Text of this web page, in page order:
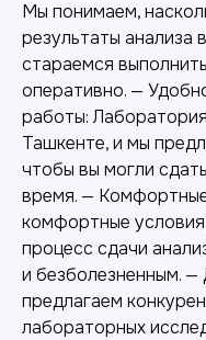
Мы понимаем,
результаты анализа
стараемся
оперативно. —
работы:
Ташкенте, и мы
чтобы вы могли
время. —
комфортные
процесс сдачи
и безболезненным.
предлагаем
лабораторных
Другие